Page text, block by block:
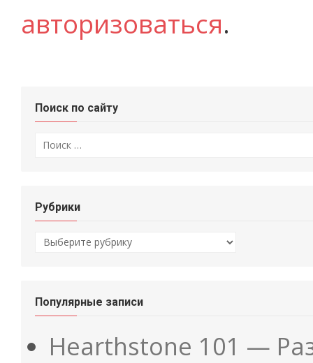
авторизоваться.
Поиск по сайту
Рубрики
Рубрики
Популярные записи
Hearthstone 101 —